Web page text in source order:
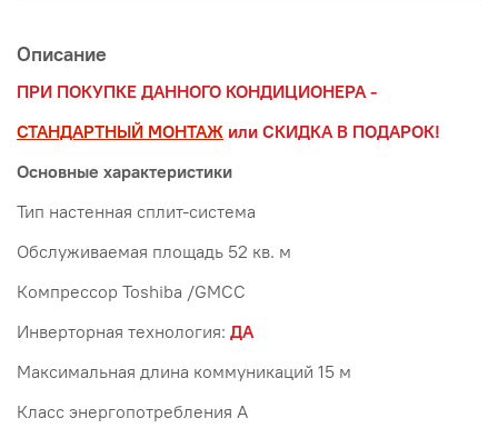
Описание
ПРИ ПОКУПКЕ ДАННОГО КОНДИЦИОНЕРА -
СТАНДАРТНЫЙ МОНТАЖ или СКИДКА В ПОДАРОК!
Основные характеристики
Тип настенная сплит-система
Обслуживаемая площадь 52 кв. м
Компрессор Toshiba /GMCC
Инверторная технология: ДА
Максимальная длина коммуникаций 15 м
Класс энергопотребления A